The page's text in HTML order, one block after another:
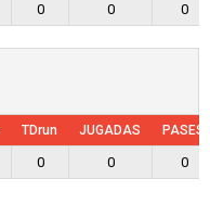
0 0 0
TDrun JUGADAS PASES
0 0 0